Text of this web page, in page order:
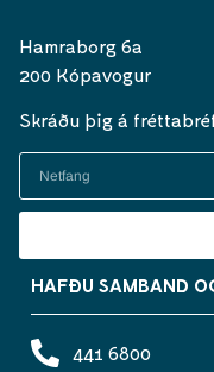
Hamraborg 6a
200 Kópavogur
Skráðu þig á
HAFÐU SAMBAND
441 6800